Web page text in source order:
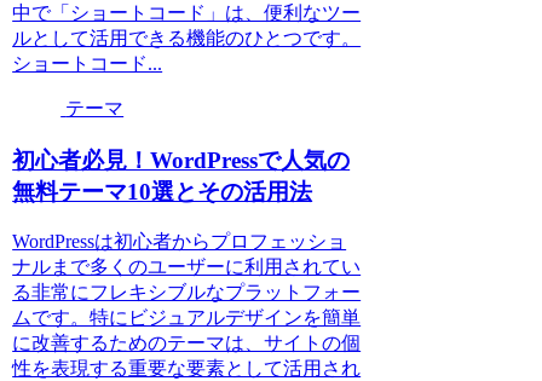
中で「ショートコード」は、便利なツー
ルとして活用できる機能のひとつです。
ショートコード...
テーマ
初心者必見！WordPressで人気の
無料テーマ10選とその活用法
WordPressは初心者からプロフェッショ
ナルまで多くのユーザーに利用されてい
る非常にフレキシブルなプラットフォー
ムです。特にビジュアルデザインを簡単
に改善するためのテーマは、サイトの個
性を表現する重要な要素として活用され